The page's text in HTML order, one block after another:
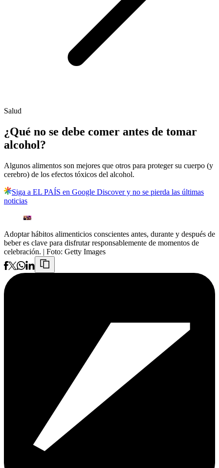
Salud
¿Qué no se debe comer antes de tomar
alcohol?
Algunos alimentos son mejores que otros para proteger su cuerpo (y
cerebro) de los efectos tóxicos del alcohol.
Siga a EL PAÍS en Google Discover y no se pierda las últimas
noticias
Adoptar hábitos alimenticios conscientes antes, durante y después de
beber es clave para disfrutar responsablemente de momentos de
celebración. | Foto: Getty Images